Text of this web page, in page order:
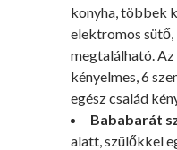
konyha, többek
elektromos sütő,
megtalálható.
kényelmes, 6
egész család
Bababarát
alatt, szülőkkel